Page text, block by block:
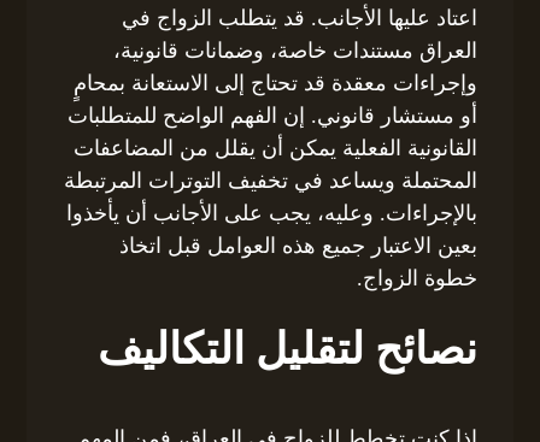
اعتاد عليها الأجانب. قد يتطلب الزواج في
العراق مستندات خاصة، وضمانات قانونية،
وإجراءات معقدة قد تحتاج إلى الاستعانة بمحامٍ
أو مستشار قانوني. إن الفهم الواضح للمتطلبات
القانونية الفعلية يمكن أن يقلل من المضاعفات
المحتملة ويساعد في تخفيف التوترات المرتبطة
بالإجراءات. وعليه، يجب على الأجانب أن يأخذوا
بعين الاعتبار جميع هذه العوامل قبل اتخاذ
خطوة الزواج.
نصائح لتقليل التكاليف